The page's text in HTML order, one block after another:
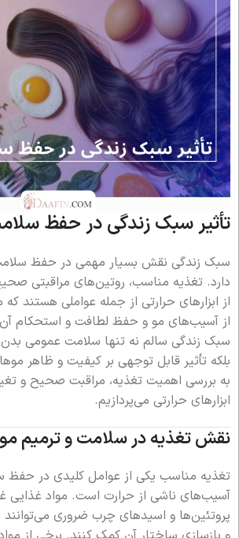
تأثیر سبک زندگی در حفظ
سبک زندگی نقش بسیار مهمی در حفظ
دارد. تغذیه مناسب، روتین‌های مراقبتی
از ابزارهای حرارتی از جمله عواملی هستند که
از آسیب‌های مو و حفظ لطافت و استحکام
سبک زندگی سالم نه تنها سلامت عمومی
بلکه تأثیر قابل توجهی بر کیفیت و ظاهر
به بررسی اهمیت تغذیه، مراقبت صحیح و
ابزارهای حرارتی می‌پردازیم.
نقش تغذیه در سلامت و ترمیم
تغذیه مناسب یکی از عوامل کلیدی در حفظ
آسیب‌های ناشی از حرارت است. مواد غذایی
پروتئین‌ها و اسیدهای چرب ضروری می‌توانند